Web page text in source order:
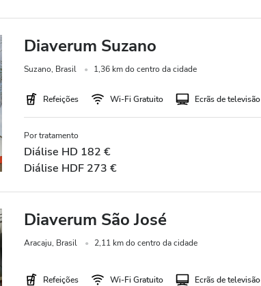
Diaverum Suzano
Suzano, Brasil 1,36 km do centro da cidade
Refeições Wi-Fi Gratuito Ecrãs de televisão
Por tratamento
Diálise HD 182 €
Diálise HDF 273 €
Diaverum São José
Aracaju, Brasil 2,11 km do centro da cidade
Refeições Wi-Fi Gratuito Ecrãs de televisão